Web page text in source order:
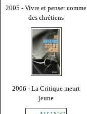
2005 - Vivre et penser comme
des chrétiens
2006 - La Critique meurt
jeune